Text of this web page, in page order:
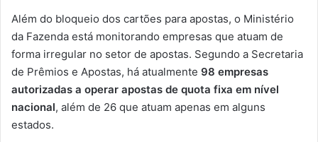
Além do bloqueio dos cartões para apostas, o Ministério
da Fazenda está monitorando empresas que atuam de
forma irregular no setor de apostas. Segundo a Secretaria
de Prêmios e Apostas, há atualmente 98 empresas
autorizadas a operar apostas de quota fixa em nível
nacional, além de 26 que atuam apenas em alguns
estados.